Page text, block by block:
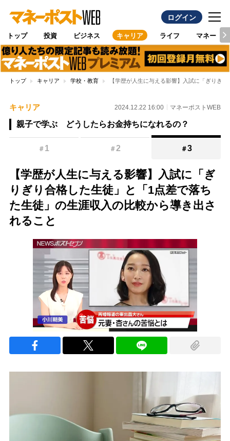
ログイン
トップ 投資 ビジネス キャリア ライフ マネー
トップ キャリア 学校・教育 【学歴が人生に与える影響】入試に「ぎりぎ
キャリア 2024.12.22 16:00 マネーポストWEB
親子で学ぶ どうしたらお金持ちになれるの？
＃ 1 ＃2 ＃3
【学歴が人生に与える影響】入試に「ぎ
りぎり合格した生徒」と「1点差で落ち
た生徒」の生涯収入の比較から導き出さ
れること